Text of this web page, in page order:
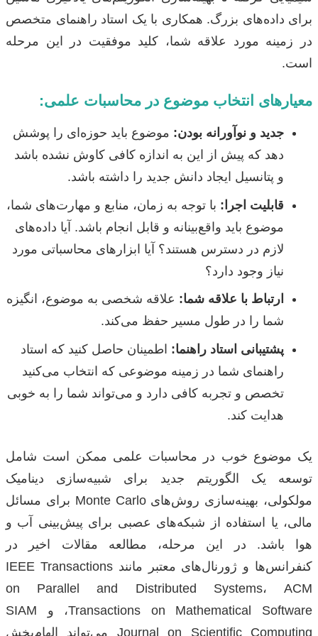
برای داده‌های بزرگ. همکاری با یک استاد راهنمای متخصص
در زمینه مورد علاقه شما، کلید موفقیت در این مرحله
است.
معیارهای انتخاب موضوع در محاسبات علمی:
جدید و نوآورانه بودن: موضوع باید حوزه‌ای را پوشش
دهد که پیش از این به اندازه کافی کاوش نشده باشد
و پتانسیل ایجاد دانش جدید را داشته باشد.
قابلیت اجرا: با توجه به زمان، منابع و مهارت‌های شما،
موضوع باید واقع‌بینانه و قابل انجام باشد. آیا داده‌های
لازم در دسترس هستند؟ آیا ابزارهای محاسباتی مورد
نیاز وجود دارد؟
ارتباط با علاقه شما: علاقه شخصی به موضوع، انگیزه
شما را در طول مسیر حفظ می‌کند.
پشتیبانی استاد راهنما: اطمینان حاصل کنید که استاد
راهنمای شما در زمینه موضوعی که انتخاب می‌کنید
تخصص و تجربه کافی دارد و می‌تواند شما را به خوبی
هدایت کند.
یک موضوع خوب در محاسبات علمی ممکن است شامل
توسعه یک الگوریتم جدید برای شبیه‌سازی دینامیک
مولکولی، بهینه‌سازی روش‌های Monte Carlo برای مسائل
مالی، یا استفاده از شبکه‌های عصبی برای پیش‌بینی آب و
هوا باشد. در این مرحله، مطالعه مقالات اخیر در
کنفرانس‌ها و ژورنال‌های معتبر مانند IEEE Transactions
on Parallel and Distributed Systems، ACM
Transactions on Mathematical Software، و SIAM
Journal on Scientific Computing می‌تواند الهام‌بخش